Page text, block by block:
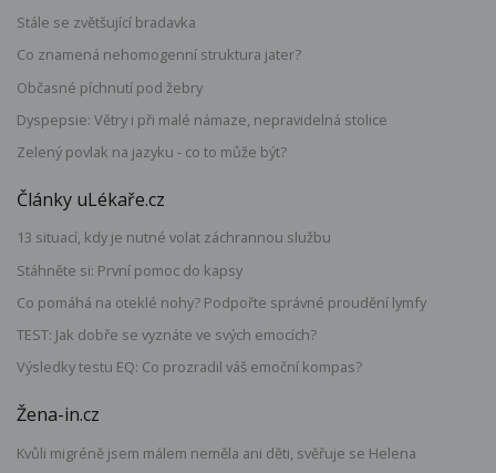
Stále se zvětšující bradavka
Co znamená nehomogenní struktura jater?
Občasné píchnutí pod žebry
Dyspepsie: Větry i při malé námaze, nepravidelná stolice
Zelený povlak na jazyku - co to může být?
Články uLékaře.cz
13 situací, kdy je nutné volat záchrannou službu
Stáhněte si: První pomoc do kapsy
Co pomáhá na oteklé nohy? Podpořte správné proudění lymfy
TEST: Jak dobře se vyznáte ve svých emocích?
Výsledky testu EQ: Co prozradil váš emoční kompas?
Žena-in.cz
Kvůli migréně jsem málem neměla ani děti, svěřuje se Helena